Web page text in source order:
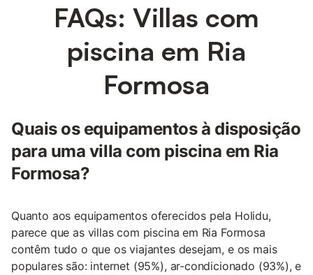
FAQs: Villas com
piscina em Ria
Formosa
Quais os equipamentos à disposição
para uma villa com piscina em Ria
Formosa?
Quanto aos equipamentos oferecidos pela Holidu,
parece que as villas com piscina em Ria Formosa
contêm tudo o que os viajantes desejam, e os mais
populares são: internet (95%), ar-condicionado (93%), e